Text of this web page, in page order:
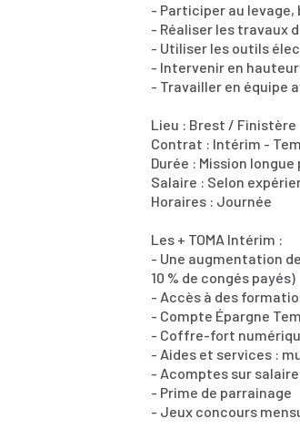
- Participer au
- Réaliser les travaux
- Utiliser les outils
- Intervenir en
- Travailler en équipe
Lieu : Brest / Finistère
Contrat : Intérim -
Durée : Mission longue
Salaire : Selon
Horaires : Journée
Les + TOMA Intérim :
- Une augmentation
10 % de congés payés)
- Accès à des
- Compte Épargne
- Coffre-fort
- Aides et services :
- Acomptes sur
- Prime de parrainage
- Jeux concours